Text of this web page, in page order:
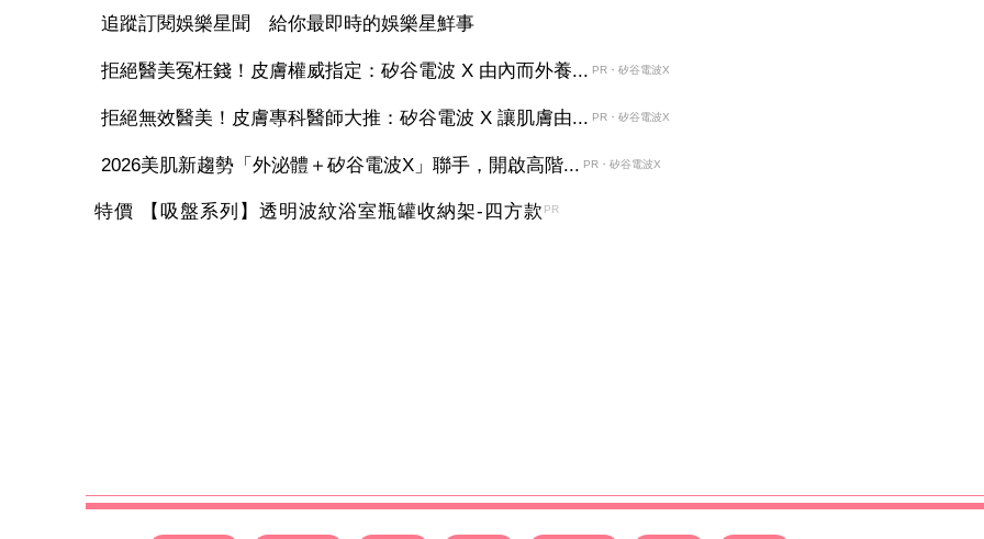
追蹤訂閱娛樂星聞 給你最即時的娛樂星鮮事
拒絕醫美冤枉錢！皮膚權威指定：矽谷電波 X 由內而外養... PR・矽谷電波X
拒絕無效醫美！皮膚專科醫師大推：矽谷電波 X 讓肌膚由... PR・矽谷電波X
2026美肌新趨勢「外泌體＋矽谷電波X」聯手，開啟高階... PR・矽谷電波X
特價 【吸盤系列】透明波紋浴室瓶罐收納架-四方款 PR